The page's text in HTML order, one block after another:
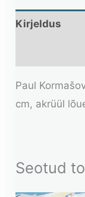
Kirjeldus
Paul
cm, akrüül
Seotud